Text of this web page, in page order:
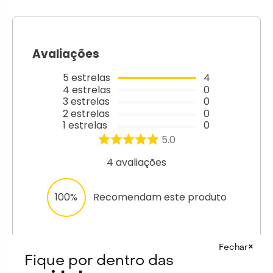
Avaliações
5 estrelas
4 estrelas
3 estrelas
2estrelas
1 estrelas
4
0
0
0
0
5.0
4 avaliações
100% Recomendam este produto
Fechar×
Fique por dentro das